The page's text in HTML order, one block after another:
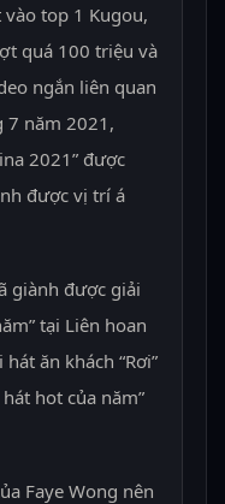
top 1 Kugou,
quá 100 triệu và
ngắn liên quan
7 năm 2021,
2021” được
được vị trí á
giành được giải
tại Liên hoan
ăn khách “Rơi”
hot của năm”
Faye Wong nên